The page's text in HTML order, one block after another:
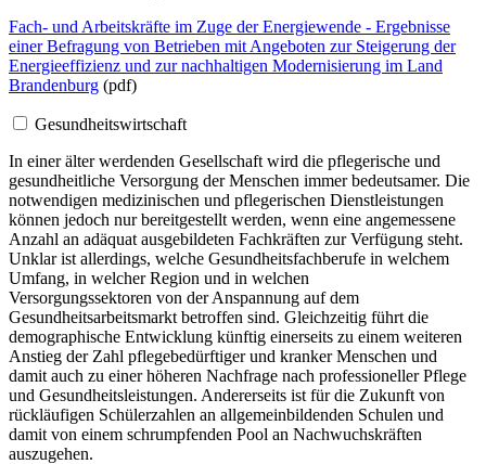
Fach- und Arbeitskräfte im Zuge der Energiewende - Ergebnisse
einer Befragung von Betrieben mit Angeboten zur Steigerung der
Energieeffizienz und zur nachhaltigen Modernisierung im Land
Brandenburg (pdf)
Gesundheitswirtschaft
In einer älter werdenden Gesellschaft wird die pflegerische und
gesundheitliche Versorgung der Menschen immer bedeutsamer. Die
notwendigen medizinischen und pflegerischen Dienstleistungen
können jedoch nur bereitgestellt werden, wenn eine angemessene
Anzahl an adäquat ausgebildeten Fachkräften zur Verfügung steht.
Unklar ist allerdings, welche Gesundheitsfachberufe in welchem
Umfang, in welcher Region und in welchen
Versorgungssektoren von der Anspannung auf dem
Gesundheitsarbeitsmarkt betroffen sind. Gleichzeitig führt die
demographische Entwicklung künftig einerseits zu einem weiteren
Anstieg der Zahl pflegebedürftiger und kranker Menschen und
damit auch zu einer höheren Nachfrage nach professioneller Pflege
und Gesundheitsleistungen. Andererseits ist für die Zukunft von
rückläufigen Schülerzahlen an allgemeinbildenden Schulen und
damit von einem schrumpfenden Pool an Nachwuchskräften
auszugehen.